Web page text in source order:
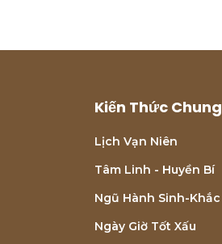
Kiến Thức Chung
Lịch Vạn Niên
Tâm Linh - Huyền Bí
Ngũ Hành Sinh-Khắc
Ngày Giờ Tốt Xấu